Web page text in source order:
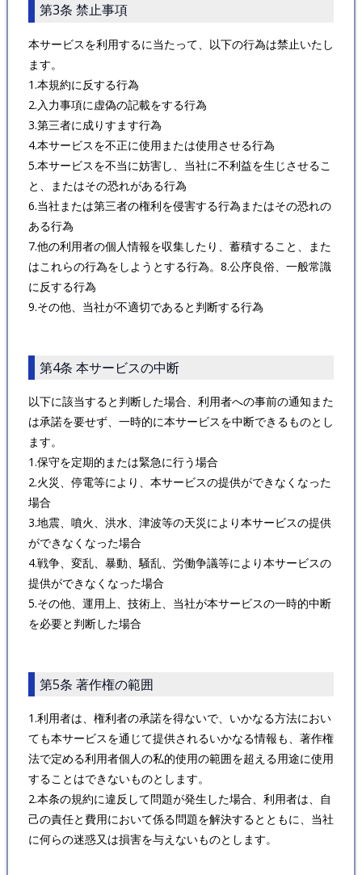
第3条 禁止事項
本サービスを利用するに当たって、以下の行為は禁止いたし
ます。
1.本規約に反する行為
2.入力事項に虚偽の記載をする行為
3.第三者に成りすます行為
4.本サービスを不正に使用または使用させる行為
5.本サービスを不当に妨害し、当社に不利益を生じさせるこ
と、またはその恐れがある行為
6.当社または第三者の権利を侵害する行為またはその恐れの
ある行為
7.他の利用者の個人情報を収集したり、蓄積すること、また
はこれらの行為をしようとする行為。8.公序良俗、一般常識
に反する行為
9.その他、当社が不適切であると判断する行為
第4条 本サービスの中断
以下に該当すると判断した場合、利用者への事前の通知また
は承諾を要せず、一時的に本サービスを中断できるものとし
ます。
1.保守を定期的または緊急に行う場合
2.火災、停電等により、本サービスの提供ができなくなった
場合
3.地震、噴火、洪水、津波等の天災により本サービスの提供
ができなくなった場合
4.戦争、変乱、暴動、騒乱、労働争議等により本サービスの
提供ができなくなった場合
5.その他、運用上、技術上、当社が本サービスの一時的中断
を必要と判断した場合
第5条 著作権の範囲
1.利用者は、権利者の承諾を得ないで、いかなる方法におい
ても本サービスを通じて提供されるいかなる情報も、著作権
法で定める利用者個人の私的使用の範囲を超える用途に使用
することはできないものとします。
2.本条の規約に違反して問題が発生した場合、利用者は、自
己の責任と費用において係る問題を解決するとともに、当社
に何らの迷惑又は損害を与えないものとします。